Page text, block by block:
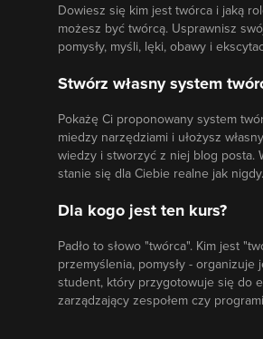
Dowiesz się kim jest twórca i jaką
możesz być twórcą. Usprawnisz
pomysły, myśli, lęki, obawy i
Stwórz własny system
Pokażę Ci proponowany system
miedzy narzędziami i ułożysz
wiedzy i stworzyć z niej blog posta.
stanie się dla Ciebie realne jak nigdy.
Dla kogo jest ten kurs?
Padło to słowo "twórca". Kim jest
przemyślenia, pomysły -
student, który przygotowuje się do
zarządzający zespołem czy